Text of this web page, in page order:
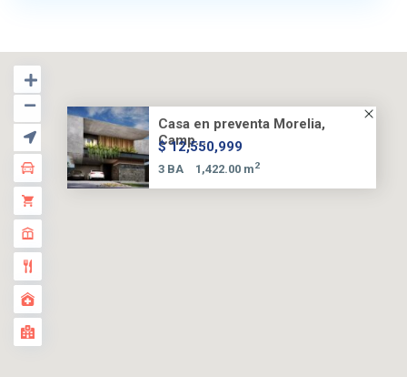
Casa en preventa Morelia,
Camp...
$ 12,550,999
3 BA 1,422.00 m2